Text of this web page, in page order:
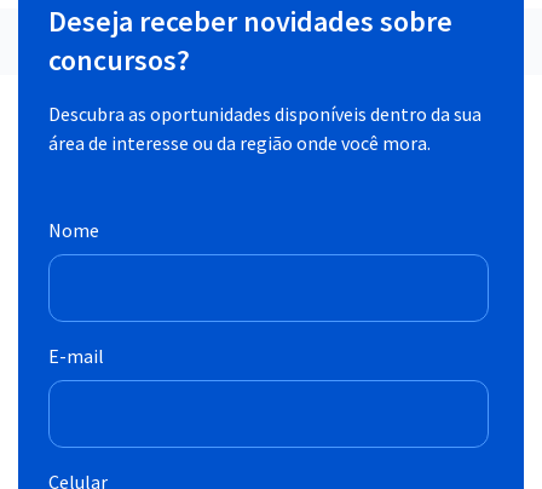
Deseja receber novidades sobre
concursos?
Descubra as oportunidades disponíveis dentro da sua
área de interesse ou da região onde você mora.
Nome
E-mail
Celular